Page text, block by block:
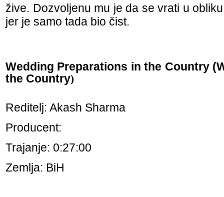
žive. Dozvoljenu mu je da se vrati u
jer je samo tada bio čist.
Wedding Preparations in the Country
the Country)
Reditelj: Akash Sharma
Producent:
Trajanje: 0:27:00
Zemlja: BiH